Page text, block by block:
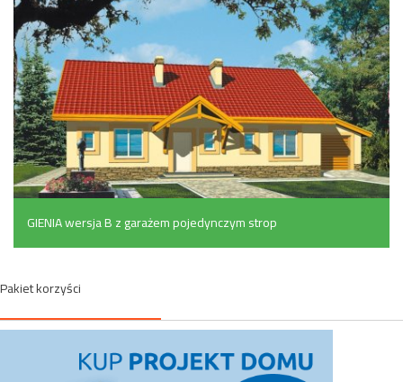
GIENIA wersja B z garażem pojedynczym strop
drewniany (149.6 m²)
Pakiet korzyści